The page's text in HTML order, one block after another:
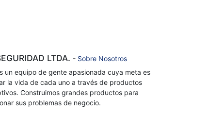
LTDA. - Sobre Nosotros
un equipo de gente apasionada cuya meta es
la vida de cada uno a través de productos
Construimos grandes productos para
sus problemas de negocio.